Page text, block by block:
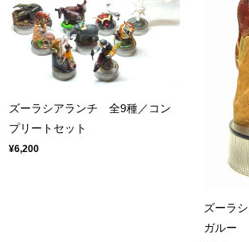
ズーラシアランチ 全9種／コン
プリートセット
¥6,200
ズーラ
ガルー